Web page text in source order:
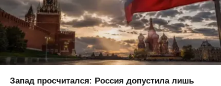
Запад просчитался: Россия допустила лишь